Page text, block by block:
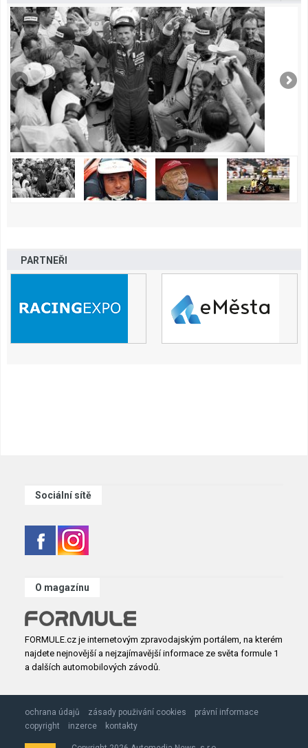
PARTNEŘI
Sociální sítě
O magazínu
FORMULE.cz je internetovým zpravodajským portálem, na kterém
najdete nejnovější a nejzajímavější informace ze světa formule 1
a dalších automobilových závodů.
ochrana údajů zásady použivání cookies
právní informace
copyright
inzerce kontakty